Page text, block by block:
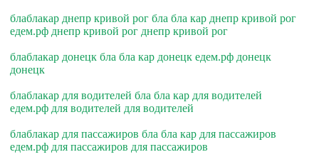
блаблакар днепр кривой рог бла бла кар днепр кривой рог
едем.рф днепр кривой рог днепр кривой рог
блаблакар донецк бла бла кар донецк едем.рф донецк
донецк
блаблакар для водителей бла бла кар для водителей
едем.рф для водителей для водителей
блаблакар для пассажиров бла бла кар для пассажиров
едем.рф для пассажиров для пассажиров